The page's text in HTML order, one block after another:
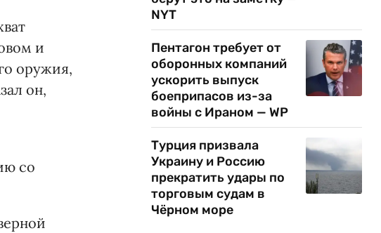
и
оружия,
он,
со
NYT
Пентагон требует от
оборонных компаний
ускорить выпуск
боеприпасов из-за
войны с Ираном — WP
Турция призвала
Украину и Россию
прекратить удары по
торговым судам в
Чёрном море